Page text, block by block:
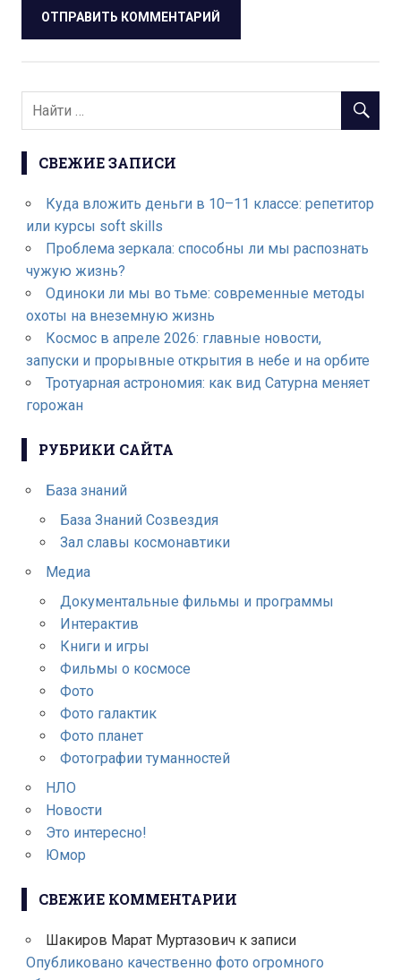
СВЕЖИЕ ЗАПИСИ
Куда вложить деньги в 10–11 классе: репетитор
или курсы soft skills
Проблема зеркала: способны ли мы распознать
чужую жизнь?
Одиноки ли мы во тьме: современные методы
охоты на внеземную жизнь
Космос в апреле 2026: главные новости,
запуски и прорывные открытия в небе и на орбите
Тротуарная астрономия: как вид Сатурна меняет
горожан
РУБРИКИ САЙТА
База знаний
База Знаний Созвездия
Зал славы космонавтики
Медиа
Документальные фильмы и программы
Интерактив
Книги и игры
Фильмы о космосе
Фото
Фото галактик
Фото планет
Фотографии туманностей
НЛО
Новости
Это интересно!
Юмор
СВЕЖИЕ КОММЕНТАРИИ
Шакиров Марат Муртазовичк записи
Опубликовано качественно фото огромного